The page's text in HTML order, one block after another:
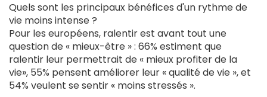
Quels sont les principaux bénéfices d'un rythme de
vie moins intense ?
Pour les européens, ralentir est avant tout une
question de « mieux-être » : 66% estiment que
ralentir leur permettrait de « mieux profiter de la
vie», 55% pensent améliorer leur « qualité de vie », et
54% veulent se sentir « moins stressés ».